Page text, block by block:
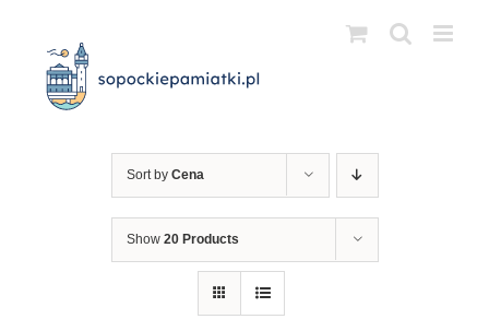
zawartości
Sort by Cena
Show 20 Products